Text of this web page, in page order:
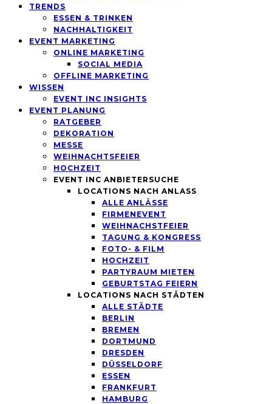
TRENDS
ESSEN & TRINKEN
NACHHALTIGKEIT
EVENT MARKETING
ONLINE MARKETING
SOCIAL MEDIA
OFFLINE MARKETING
WISSEN
EVENT INC INSIGHTS
EVENT PLANUNG
RATGEBER
DEKORATION
MESSE
WEIHNACHTSFEIER
HOCHZEIT
EVENT INC ANBIETERSUCHE
LOCATIONS NACH ANLASS
ALLE ANLÄSSE
FIRMENEVENT
WEIHNACHSTFEIER
TAGUNG & KONGRESS
FOTO- & FILM
HOCHZEIT
PARTYRAUM MIETEN
GEBURTSTAG FEIERN
LOCATIONS NACH STÄDTEN
ALLE STÄDTE
BERLIN
BREMEN
DORTMUND
DRESDEN
DÜSSELDORF
ESSEN
FRANKFURT
HAMBURG